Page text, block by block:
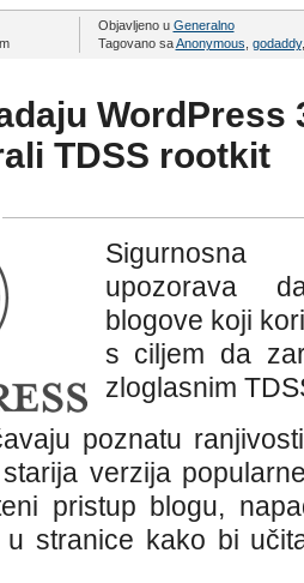
Objavljeno u Generalno
Tagovano saAnonymous godaddy
WordPress
TDSS rootkit
Sigurnosna
upozorava
blogove koji
s ciljem da
zloglasnim
poznatu
verzija
pristup blogu,
u stranice kako bi